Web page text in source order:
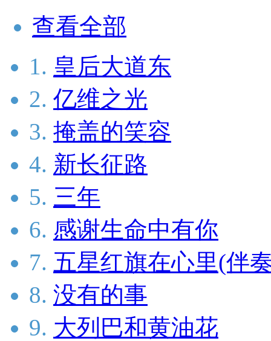
查看全部
1. 皇后大道东
2. 亿维之光
3. 掩盖的笑容
4. 新长征路
5. 三年
6. 感谢生命中有你
7. 五星红旗在心里(伴
8. 没有的事
9. 大列巴和黄油花